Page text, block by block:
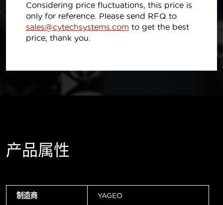
Considering price fluctuations, this price is
only for reference. Please send RFQ to
sales@cytechsystems.com to get the best
price, thank you.
产品属性
制造商 YAGEO